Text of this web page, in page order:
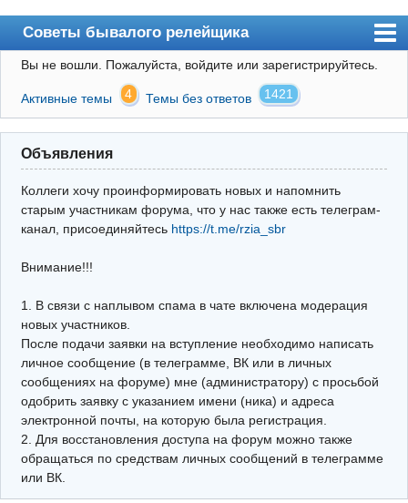
Советы бывалого релейщика
Форум
Правила
Поиск
Регистрация
Архив
Почта
Поиск релейщика
Видео РЗиА
Фотохостинг
Телеграм
Вы не вошли. Пожалуйста, войдите или зарегистрируйтесь.
Активные темы 4 Темы без ответов 1421
Объявления
Коллеги хочу проинформировать новых и напомнить
старым участникам форума, что у нас также есть телеграм-
канал, присоединяйтесь https://t.me/rzia_sbr
Внимание!!!
1. В связи с наплывом спама в чате включена модерация
новых участников.
После подачи заявки на вступление необходимо написать
личное сообщение (в телеграмме, ВК или в личных
сообщениях на форуме) мне (администратору) с просьбой
одобрить заявку с указанием имени (ника) и адреса
электронной почты, на которую была регистрация.
2. Для восстановления доступа на форум можно также
обращаться по средствам личных сообщений в телеграмме
или ВК.